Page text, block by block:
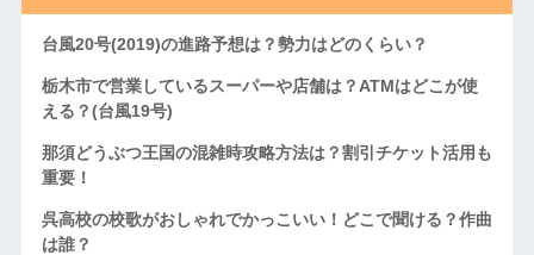
台風20号(2019)の進路予想は？勢力はどのくらい？
栃木市で営業しているスーパーや店舗は？ATMはどこが使
える？(台風19号)
那須どうぶつ王国の混雑時攻略方法は？割引チケット活用も
重要！
呉高校の校歌がおしゃれでかっこいい！どこで聞ける？作曲
は誰？